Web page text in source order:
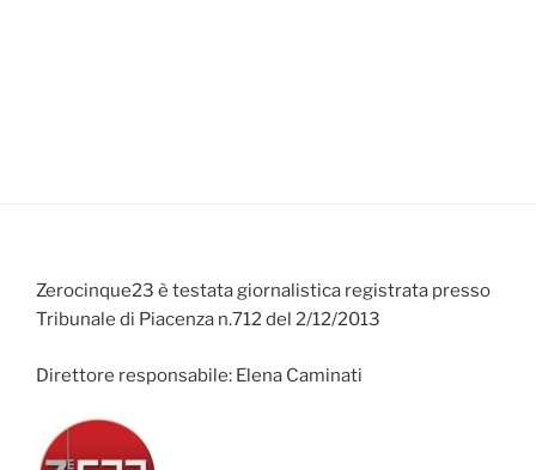
Zerocinque23 è testata giornalistica registrata presso
Tribunale di Piacenza n.712 del 2/12/2013
Direttore responsabile: Elena Caminati